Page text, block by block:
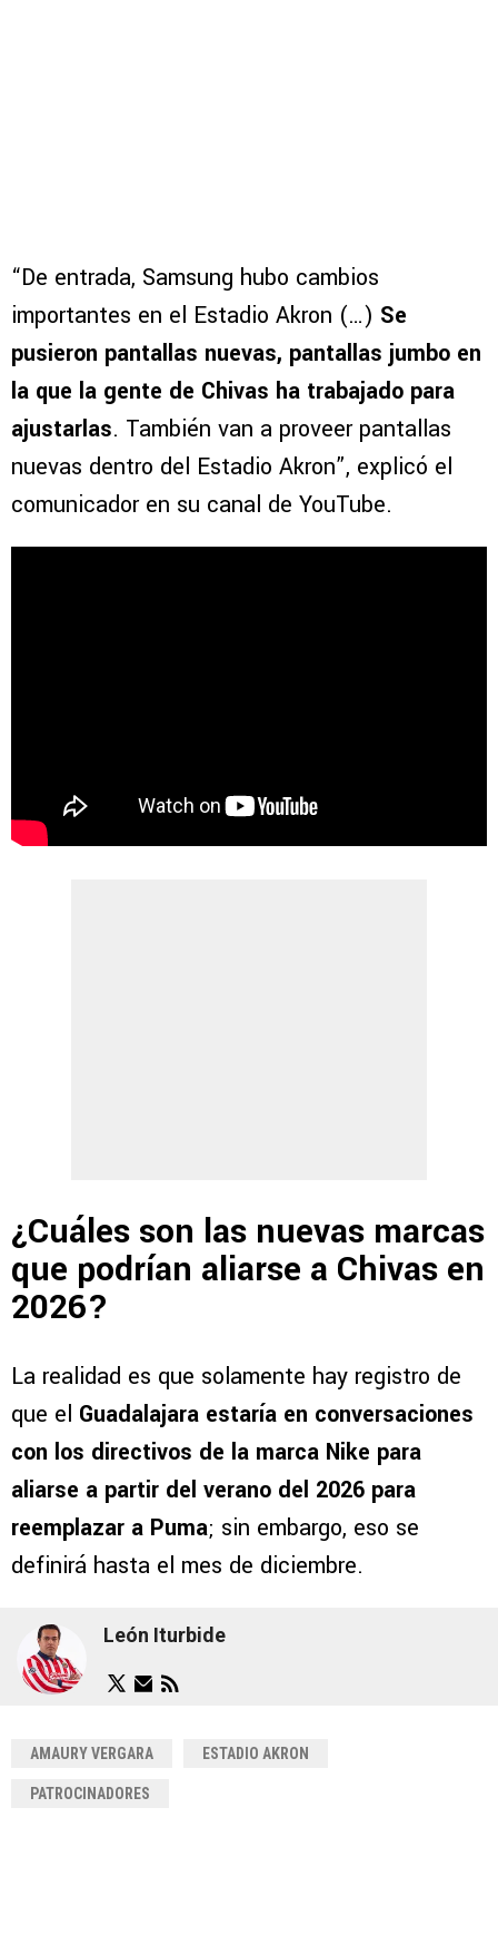
“De entrada, Samsung hubo cambios
importantes en el Estadio Akron (…) Se
pusieron pantallas nuevas, pantallas jumbo en
la que la gente de Chivas ha trabajado para
ajustarlas. También van a proveer pantallas
nuevas dentro del Estadio Akron”, explicó el
comunicador en su canal de YouTube.
¿Cuáles son las nuevas marcas
que podrían aliarse a Chivas en
2026?
La realidad es que solamente hay registro de
que el Guadalajara estaría en conversaciones
con los directivos de la marca Nike para
aliarse a partir del verano del 2026 para
reemplazar a Puma; sin embargo, eso se
definirá hasta el mes de diciembre.
León Iturbide
AMAURY VERGARA ESTADIO AKRON
PATROCINADORES